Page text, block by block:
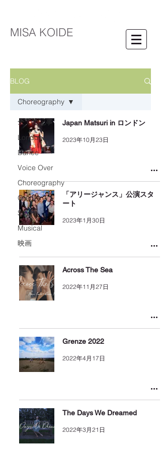
MISA KOIDE
BLOG
全ての記事
London
Dance
Voice Over
Choreography
Grenze
Stage
Musical
映画
Choreography
Japan Matsuri in ロンドン
2023年10月23日
「アリージャンス」公演スタ
ート
2023年1月30日
Across The Sea
2022年11月27日
Grenze 2022
2022年4月17日
The Days We Dreamed
2022年3月21日